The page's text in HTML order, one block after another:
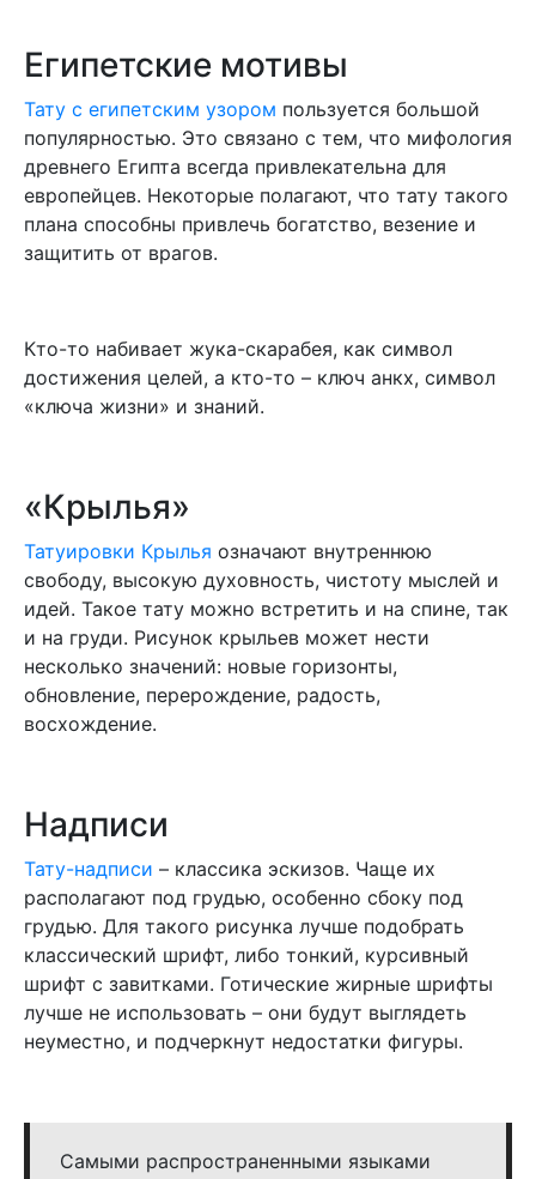
Египетские мотивы
Тату с египетским узором пользуется большой
популярностью. Это связано с тем, что мифология
древнего Египта всегда привлекательна для
европейцев. Некоторые полагают, что тату такого
плана способны привлечь богатство, везение и
защитить от врагов.
Кто-то набивает жука-скарабея, как символ
достижения целей, а кто-то – ключ анкх, символ
«ключа жизни» и знаний.
«Крылья»
Татуировки Крылья означают внутреннюю
свободу, высокую духовность, чистоту мыслей и
идей. Такое тату можно встретить и на спине, так
и на груди. Рисунок крыльев может нести
несколько значений: новые горизонты,
обновление, перерождение, радость,
восхождение.
Надписи
Тату-надписи – классика эскизов. Чаще их
располагают под грудью, особенно сбоку под
грудью. Для такого рисунка лучше подобрать
классический шрифт, либо тонкий, курсивный
шрифт с завитками. Готические жирные шрифты
лучше не использовать – они будут выглядеть
неуместно, и подчеркнут недостатки фигуры.
Самыми распространенными языками